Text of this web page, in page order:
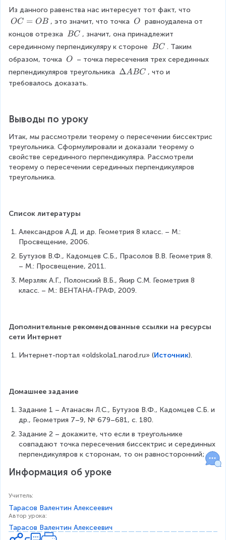
r
r
o
\
b
e
g
c
a
s
e
s
}
O
O
\
n
c
s
}
C
i
g
h
t
a
r
o
w
e
i
n
{
c
a
s
}
O
O
=
n
d
{
c
e
}
Из данного равенства нас интересует тот факт, что
O
C
O
B
OC = OB , это значит, что точка \
\
O равноудалена от
концов отрезка \
\
B
C
BC , значит, она принадлежит
серединному перпендикуляру к стороне \
\
C
BC . Таким
образом, точка \
\
O
O – точка пересечения трех серединных
перпендикуляров треугольника \
ΔABC , что и
требовалось доказать.
Выводы по уроку
Итак, мы рассмотрели теорему о пересечении биссектрис
треугольника. Сформулировали и доказали теорему о
свойстве серединного перпендикуляра. Рассмотрели
теорему о пересечении серединных перпендикуляров
треугольника.
Список литературы
Александров А.Д. и др. Геометрия 8 класс. – М.:
Просвещение, 2006.
Бутузов В.Ф., Кадомцев С.Б., Прасолов В.В. Геометрия 8.
– М.: Просвещение, 2011.
Мерзляк А.Г., Полонский В.Б., Якир С.М. Геометрия 8
класс. – М.: ВЕНТАНА-ГРАФ, 2009.
Дополнительные рекомендованные ссылки на ресурсы
сети Интернет
Интернет-портал «oldskola1.narod.ru» (Источник).
Домашнее задание
Задание 1 – Атанасян Л.С., Бутузов В.Ф., Кадомцев С.Б. и
др., Геометрия 7–9, № 679–681, с. 180.
Задание 2 – докажите, что если в треугольнике
совпадают точка пересечения биссектрис и серединных
перпендикуляров к сторонам, то он равносторонний;
Информация об уроке
Учитель:
Тарасов Валентин Алексеевич
Автор урока:
Тарасов Валентин Алексеевич